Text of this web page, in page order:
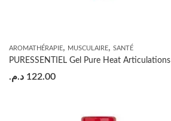
AROMATHÉRAPIE, MUSCULAIRE, SANTÉ
PURESSENTIEL Gel Pure Heat
122.00 د.م.